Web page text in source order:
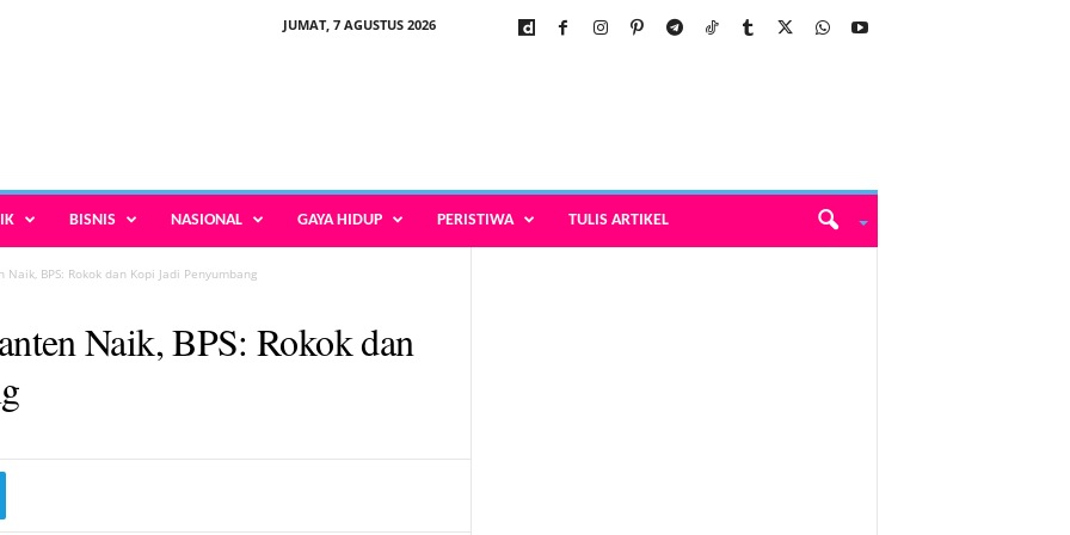
JUMAT, 7 AGUSTUS 2026
BISNIS NASIONAL GAYA HIDUP PERISTIWA TULIS ARTIKEL
BPS: Rokok dan Kopi Jadi Penyumbang
Naik, BPS: Rokok dan